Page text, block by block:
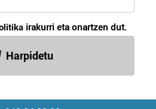
irakurri eta onartzen dut.
Harpidetu